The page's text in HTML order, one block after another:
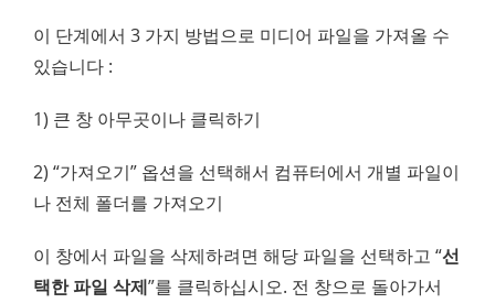
이 단계에서 3 가지 방법으로 미디어 파일을 가져올 수
있습니다 :
1) 큰 창 아무곳이나 클릭하기
2) “가져오기” 옵션을 선택해서 컴퓨터에서 개별 파일이
나 전체 폴더를 가져오기
이 창에서 파일을 삭제하려면 해당 파일을 선택하고 “선
택한 파일 삭제”를 클릭하십시오. 전 창으로 돌아가서